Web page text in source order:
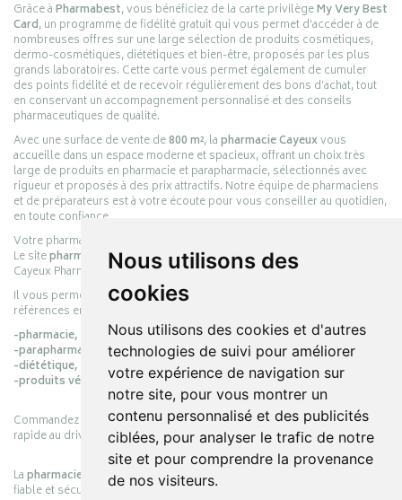
Nous utilisons des
cookies
Nous utilisons des cookies et d'autres
technologies de suivi pour améliorer
votre expérience de navigation sur
notre site, pour vous montrer un
contenu personnalisé et des publicités
ciblées, pour analyser le trafic de notre
site et pour comprendre la provenance
de nos visiteurs.
Grâce àPharmabest, vous bénéficiez de la carte privilègeMy Very Best
Card, un programme de fidélité gratuit qui vous permet d’accéder à de
nombreuses offres sur une large sélection de produits cosmétiques,
dermo-cosmétiques, diététiques et bien-être, proposés par les plus
grands laboratoires. Cette carte vous permet également de cumuler
des points fidélité et de recevoir régulièrement des bons d’achat, tout
en conservant un accompagnement personnalisé et des conseils
pharmaceutiques de qualité.
Avec une surface de vente de800 m², lapharmacie Cayeuxvous
accueille dans un espace moderne et spacieux, offrant un choix très
large de produits en pharmacie et parapharmacie, sélectionnés avec
rigueur et proposés à des prix attractifs. Notre équipe de pharmaciens
et de préparateurs est à votre écoute pour vous conseiller au quotidien,
en toute confiance.
Votre pharmacie en ligne :
Le sitepharmacie-cayeux.frest le prolongement digital de la pharmacie
Cayeux Pharmabest Berck-sur-Mer – Rang-du-Fliers.
Il vous permet de réaliser vos achats en ligne parmi des milliers de
références en :
-pharmacie,
-parapharmacie,
-diététique,
-produits vétérinaires.
Commandez simplement vos produits en ligne et choisissez le retrait
rapide au drive ou la livraison à domicile, en toute simplicité.
Lapharmacie Cayeuxs’engage à vous offrir une expérience pratique,
fiable et sécurisée, en officine comme en ligne, au service de votre